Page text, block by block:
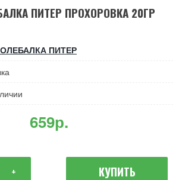
ПИТЕР ПРОХОРОВКА 20ГР
ПИТЕР
659р.
+ КУПИТЬ